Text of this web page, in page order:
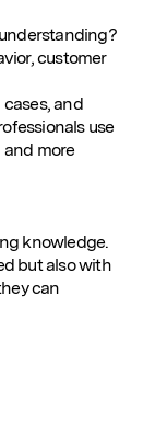
customer
cases, and
use
more
knowledge.
but also with
can